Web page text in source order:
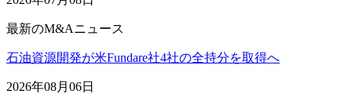
最新のM&Aニュース
石油資源開発が米Fundare社4社の全持分を取得へ
2026年08月06日